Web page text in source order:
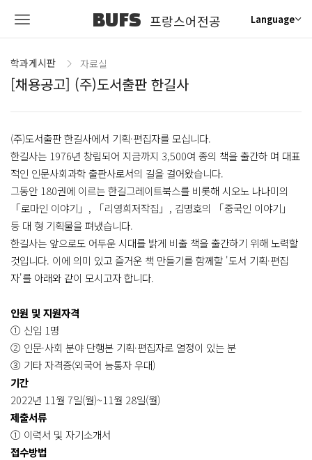
BUFS 프랑스어전공 Language
학과게시판 자료실
[채용공고] (주)도서출판 한길사
(주)도서출판 한길사에서 기획·편집자를 모십니다.
한길사는 1976년 창립되어 지금까지 3,500여 종의 책을 출간하 며 대표
적인 인문사회과학 출판사로서의 길을 걸어왔습니다.
그동안 180권에 이르는 한길그레이트북스를 비롯해 시오노 나나미의
「로마인 이야기」, 「리영희저작집」, 김명호의 「중국인 이야기」
등 대 형 기획물을 펴냈습니다.
한길사는 앞으로도 어두운 시대를 밝게 비출 책을 출간하기 위해 노력할
것입니다. 이에 의미 있고 즐거운 책 만들기를 함께할 '도서 기획·편집
자'를 아래와 같이 모시고자 합니다.
인원 및 지원자격
① 신입 1명
② 인문·사회 분야 단행본 기획·편집자로 열정이 있는 분
③ 기타 자격증(외국어 능통자 우대)
기간
2022년 11월 7일(월)~11월 28일(월)
제출서류
① 이력서 및 자기소개서
접수방법